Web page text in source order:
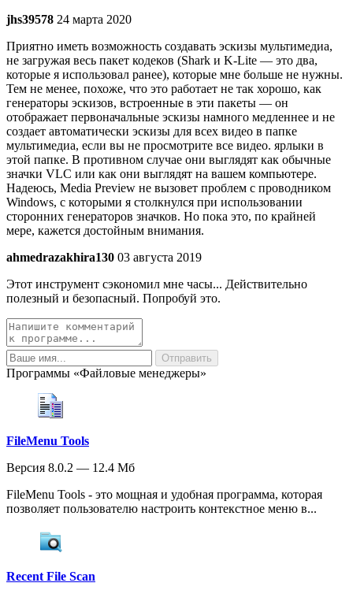
jhs39578 24 марта 2020
Приятно иметь возможность создавать эскизы мультимедиа,
не загружая весь пакет кодеков (Shark и K-Lite — это два,
которые я использовал ранее), которые мне больше не нужны.
Тем не менее, похоже, что это работает не так хорошо, как
генераторы эскизов, встроенные в эти пакеты — он
отображает первоначальные эскизы намного медленнее и не
создает автоматически эскизы для всех видео в папке
мультимедиа, если вы не просмотрите все видео. ярлыки в
этой папке. В противном случае они выглядят как обычные
значки VLC или как они выглядят на вашем компьютере.
Надеюсь, Media Preview не вызовет проблем с проводником
Windows, с которыми я столкнулся при использовании
сторонних генераторов значков. Но пока это, по крайней
мере, кажется достойным внимания.
ahmedrazakhira130 03 августа 2019
Этот инструмент сэкономил мне часы... Действительно
полезный и безопасный. Попробуй это.
Программы «Файловые менеджеры»
FileMenu Tools
Версия 8.0.2 — 12.4 Мб
FileMenu Tools - это мощная и удобная программа, которая
позволяет пользователю настроить контекстное меню в...
Recent File Scan